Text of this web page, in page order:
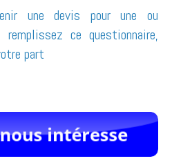
une devis pour une ou
ce questionnaire,
part